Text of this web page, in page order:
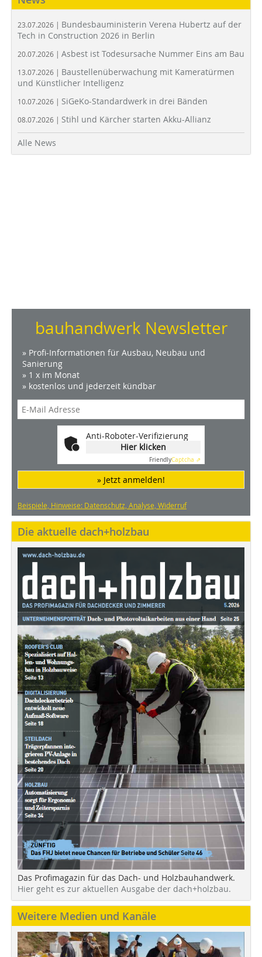
23.07.2026 | Bundesbauministerin Verena Hubertz auf der
Tech in Construction 2026 in Berlin
20.07.2026 | Asbest ist Todesursache Nummer Eins am Bau
13.07.2026 | Baustellenüberwachung mit Kameratürmen
und Künstlicher Intelligenz
10.07.2026 | SiGeKo-Standardwerk in drei Bänden
08.07.2026 | Stihl und Kärcher starten Akku-Allianz
Alle News
bauhandwerk Newsletter
» Profi-Informationen für Ausbau, Neubau und
Sanierung
» 1 x im Monat
» kostenlos und jederzeit kündbar
Anti-Roboter-Verifizierung
Hier klicken
FriendlyCaptcha ⇗
» Jetzt anmelden!
Beispiele, Hinweise: Datenschutz, Analyse, Widerruf
Die aktuelle dach+holzbau
Das Profimagazin für das Dach- und Holzbauhandwerk.
Hier geht es zur aktuellen Ausgabe der dach+holzbau.
Weitere Medien und Kanäle